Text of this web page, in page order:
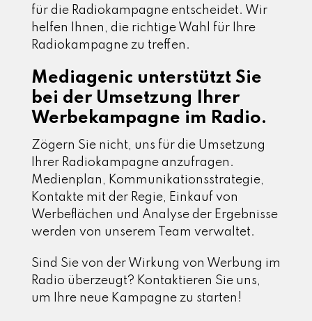
für die Radiokampagne entscheidet. Wir
helfen Ihnen, die richtige Wahl für Ihre
Radiokampagne zu treffen.
Mediagenic unterstützt Sie
bei der Umsetzung Ihrer
Werbekampagne im Radio.
Zögern Sie nicht, uns für die Umsetzung
Ihrer Radiokampagne anzufragen.
Medienplan, Kommunikationsstrategie,
Kontakte mit der Regie, Einkauf von
Werbeflächen und Analyse der Ergebnisse
werden von unserem Team verwaltet.
Sind Sie von der Wirkung von Werbung im
Radio überzeugt? Kontaktieren Sie uns,
um Ihre neue Kampagne zu starten!